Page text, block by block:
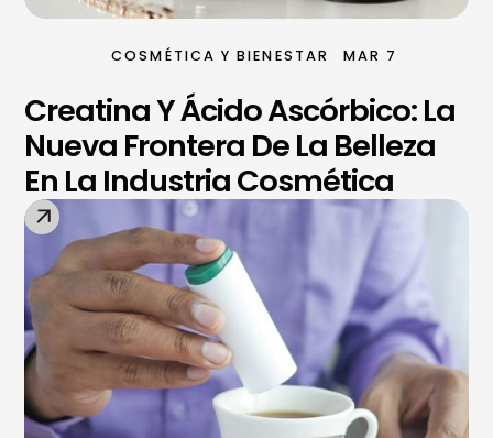
COSMÉTICA Y BIENESTAR MAR 7
Creatina Y Ácido Ascórbico: La
Nueva Frontera De La Belleza
En La Industria Cosmética